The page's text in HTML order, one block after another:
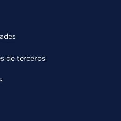
de terceros